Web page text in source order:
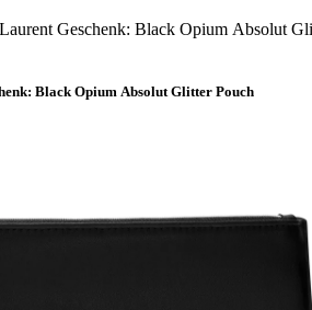
Geschenk: Black Opium Absolut
Black Opium Absolut Glitter Pouch